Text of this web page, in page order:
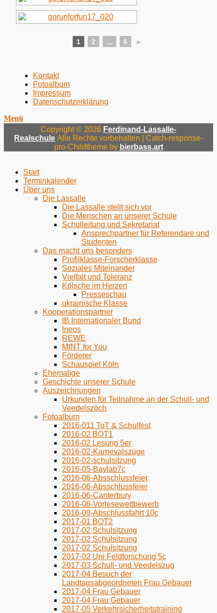
1 2 ... 6 ►
Menü
Fußzeile
Zum
Inhalt:
Kontakt
Fotoalbum
Impressum
Datenschutzerklärung
Menü
Copyright © 2026 Ferdinand-Lassalle-
Realschule Alle Rechte vorbehalten | Catch-response-
pro-Childtheme by bierbass.art
Start
Terminkalender
Über uns
Die Lassalle
Die Lassalle stellt sich vor
Die Menschen an unserer Schule
Schulleitung und Sekretariat
Ansprechpartner für Referendare und
Studenten
Das macht uns besonders
Profilklasse-Forscherklasse
Soziales Miteinander
Vielfalt und Toleranz
Kölsche im Herzen
Presseschau
ukrainische Klasse
Kooperationspartner
IB Internationaler Bund
Ineos
REWE
MINT for You
Förderer
Schauspiel Köln
Ehemalige
Geschichte unserer Schule
Auszeichnungen
Urkunden für Teilnahme an der Schull- und
Veedelszöch
Fotoalbum
2016-011 ToT & Schulfest
2016-02 BOT1
2016-02 Lesung 5er
2016-02-Karnevalszüge
2016-02-schulsitzung
2016-05-Baylab7c
2016-06-Absschlussfeier
2016-06-Absschlussfeier
2016-06-Canterbury
2016-06-Vorlesewettbewerb
2016-09-Abschlussfahrt 10c
2017-01 BOT2
2017-02 Schulsitzung
2017-02 Schulsitzung
2017-02 Schulsitzung
2017-02 Uni Feldforschung 5c
2017-03 Schull- und Veedelszug
2017-04 Besuch der
Landtagsabgeordneten Frau Gebauer
2017-04 Frau Gebauer
2017-04 Frau Gebauer
2017-05 Verkehrsicherheitstraining